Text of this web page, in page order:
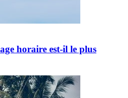
horaire est-il le plus